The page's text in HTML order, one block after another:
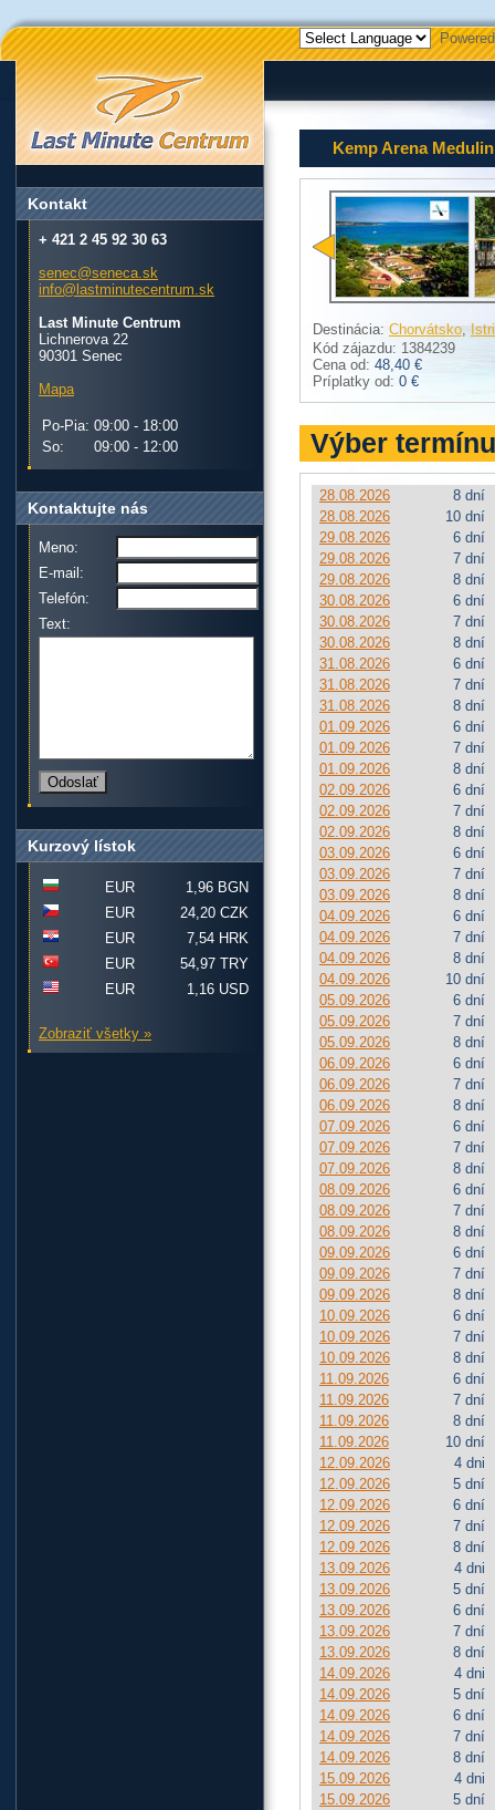
Kemp Arena Medulin
Destinácia: Chorvátsko,
Kód zájazdu: 1384239
Cena od: 48,40 €
Príplatky od: 0 €
Výber termínu
28.08.2026
8 dní
28.08.2026
10 dní
29.08.2026
6 dní
29.08.2026
7 dní
29.08.2026
8 dní
30.08.2026
6 dní
30.08.2026
7 dní
30.08.2026
8 dní
31.08.2026
6 dní
31.08.2026
7 dní
31.08.2026
8 dní
01.09.2026
6 dní
01.09.2026
7 dní
01.09.2026
8 dní
02.09.2026
6 dní
02.09.2026
7 dní
02.09.2026
8 dní
03.09.2026
6 dní
03.09.2026
7 dní
03.09.2026
8 dní
04.09.2026
6 dní
04.09.2026
7 dní
04.09.2026
8 dní
04.09.2026
10 dní
05.09.2026
6 dní
05.09.2026
7 dní
05.09.2026
8 dní
06.09.2026
6 dní
06.09.2026
7 dní
06.09.2026
8 dní
07.09.2026
6 dní
07.09.2026
7 dní
07.09.2026
8 dní
08.09.2026
6 dní
08.09.2026
7 dní
08.09.2026
8 dní
09.09.2026
6 dní
09.09.2026
7 dní
09.09.2026
8 dní
10.09.2026
6 dní
10.09.2026
7 dní
10.09.2026
8 dní
11.09.2026
6 dní
11.09.2026
7 dní
11.09.2026
8 dní
11.09.2026
10 dní
12.09.2026
4 dni
12.09.2026
5 dní
12.09.2026
6 dní
12.09.2026
7 dní
12.09.2026
8 dní
13.09.2026
4 dni
13.09.2026
5 dní
13.09.2026
6 dní
13.09.2026
7 dní
13.09.2026
8 dní
14.09.2026
4 dni
14.09.2026
5 dní
14.09.2026
6 dní
14.09.2026
7 dní
14.09.2026
8 dní
15.09.2026
4 dni
15.09.2026
5 dní
Kontakt
+ 421 2 45 92 30 63
senec@seneca.sk
info@lastminutecentrum.sk
Last Minute Centrum
Lichnerova 22
90301 Senec
Mapa
Po-Pia: 09:00 - 18:00
So:
09:00 - 12:00
Kontaktujte nás
Meno:
E-mail:
Telefón:
Text:
Kurzový lístok
EUR
1,96 BGN
EUR
24,20 CZK
EUR
7,54 HRK
EUR
54,97 TRY
EUR
1,16 USD
Zobraziť všetky »